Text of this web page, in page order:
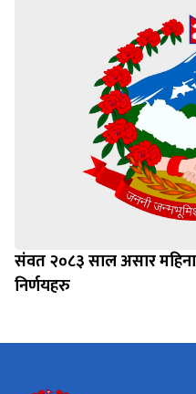
संवत २०८३ साल असार
निर्णयहरु